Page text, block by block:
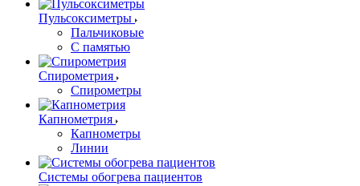
Пульсоксиметры
Пальчиковые
С памятью
Спирометрия
Спирометры
Капнометрия
Капнометры
Линии
Системы обогрева пациентов